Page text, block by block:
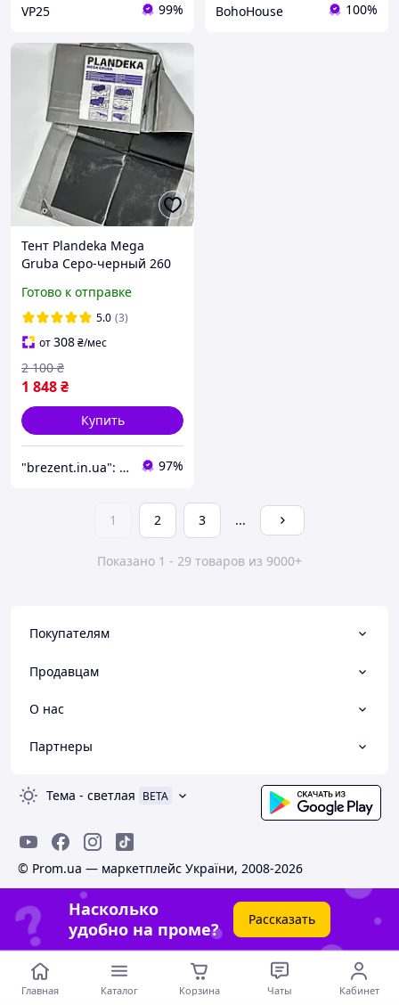
VP25 99% BohoHouse 100%
Тент Plandeka Mega
Gruba Серо-черный 260
Водоотталкивающий
брезент Тент для
автомобиля
Готово к отправке
5.0 (3)
от308₴/мес
1 848₴
2 100 ₴
Купить
"brezent.in.ua": Интернет-магазин тентов и укрывных материалов для защиты от дождя, снега и солнца 97%
1 2 3 ...
Показано 1 - 29 товаров из 9000+
Покупателям
Продавцам
О нас
Партнеры
Тема - светлая BETA
© Prom.ua — маркетплейс України, 2008-2026
Насколько
удобно на проме?
Рассказать
Главная Каталог Корзина Чаты Кабинет